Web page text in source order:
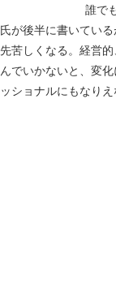
誰で
氏が後半に書いてい
先苦しくなる。経営
んでいかないと、変
ッショナルにもなり